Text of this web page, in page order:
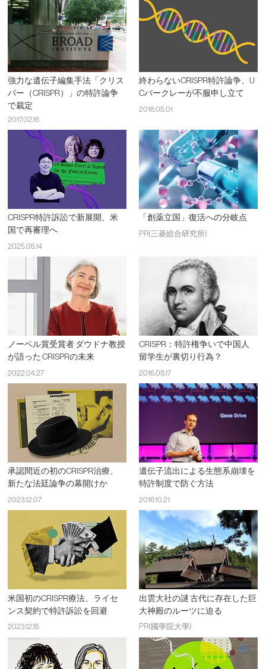
強力な遺伝子編集手法「クリス
パー（CRISPR）」の特許論争
で裁定
2017.02.16
終わらないCRISPR特許論争、U
Cバークレーが不服申し立て
2018.05.01
CRISPR特許訴訟で新展開、米
国で再審理へ
2025.05.14
「創薬立国」復活への分岐点
PR(三菱総合研究所)
ノーベル賞受賞者 ダウドナ教授
が語った CRISPRの未来
2022.04.27
CRISPR：特許権争いで中国人
留学生が裏切り行為？
2016.08.17
承認間近の初のCRISPR治療、
新たな法廷論争の幕開けか
2023.12.07
遺伝子流出による生態系崩壊を
特許制度で防ぐ方法
2016.10.21
米国初のCRISPR療法、ライセ
ンス契約で特許訴訟を回避
2023.12.15
出雲大社の謎 古代に存在した巨
大神殿のルーツに迫る
PR(國學院大學)